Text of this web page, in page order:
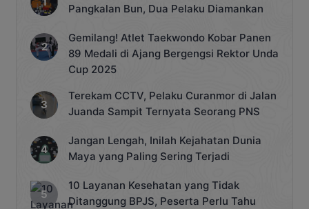
Pangkalan Bun, Dua Pelaku Diamankan
Gemilang! Atlet Taekwondo Kobar Panen
89 Medali di Ajang Bergengsi Rektor Unda
Cup 2025
Terekam CCTV, Pelaku Curanmor di Jalan
Juanda Sampit Ternyata Seorang PNS
Jangan Lengah, Inilah Kejahatan Dunia
Maya yang Paling Sering Terjadi
10 Layanan Kesehatan yang Tidak
Ditanggung BPJS, Peserta Perlu Tahu